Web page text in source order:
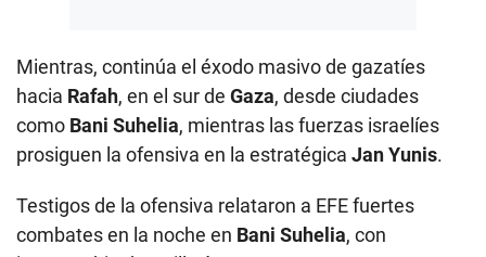
Mientras, continúa el éxodo masivo de gazatíes
hacia Rafah, en el sur de Gaza, desde ciudades
como Bani Suhelia, mientras las fuerzas israelíes
prosiguen la ofensiva en la estratégica Jan Yunis.
Testigos de la ofensiva relataron a EFE fuertes
combates en la noche en Bani Suhelia, con